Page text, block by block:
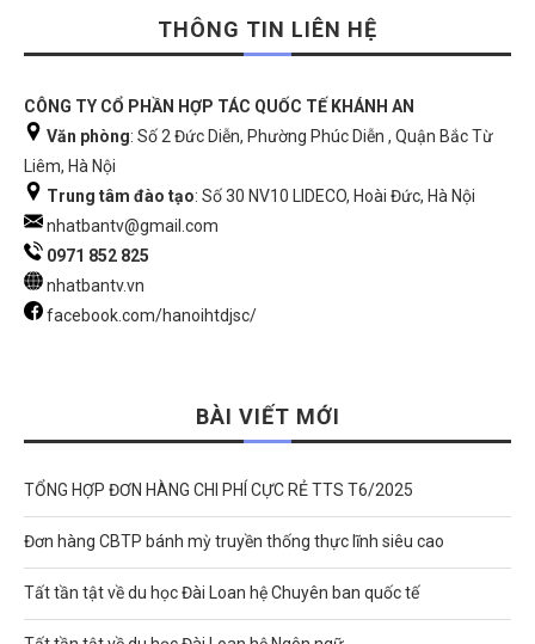
THÔNG TIN LIÊN HỆ
CÔNG TY CỔ PHẦN HỢP TÁC QUỐC TẾ KHÁNH AN
Văn phòng: Số 2 Đức Diễn, Phường Phúc Diễn , Quận Bắc Từ
Liêm, Hà Nội
Trung tâm đào tạo: Số 30 NV10 LIDECO, Hoài Đức, Hà Nội
nhatbantv@gmail.com
0971 852 825
nhatbantv.vn
facebook.com/hanoihtdjsc/
BÀI VIẾT MỚI
TỔNG HỢP ĐƠN HÀNG CHI PHÍ CỰC RẺ TTS T6/2025
Đơn hàng CBTP bánh mỳ truyền thống thực lĩnh siêu cao
Tất tần tật về du học Đài Loan hệ Chuyên ban quốc tế